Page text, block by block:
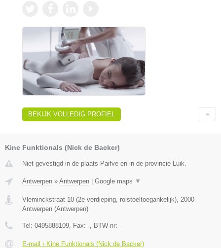
BEKIJK VOLLEDIG PROFIEL
Kine Funktionals (Nick de Backer)
Niet gevestigd in de plaats Paifve en in de provincie Luik.
Antwerpen » Antwerpen Google maps ▼
Vleminckstraat 10 (2e verdieping, rolstoeltoegankelijk), 2000
Antwerpen (Antwerpen)
Tel: 0495888109, Fax: -, BTW-nr: -
E-mail › Kine Funktionals (Nick de Backer)